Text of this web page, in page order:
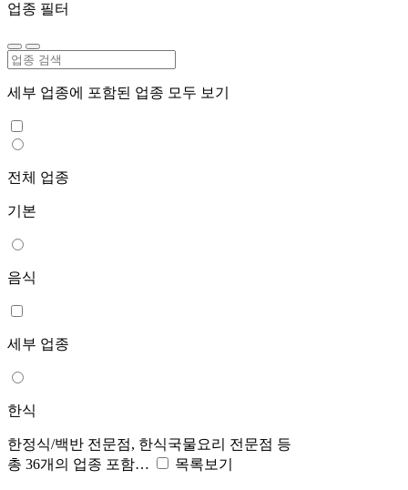
업종 필터
세부 업종에 포함된 업종 모두 보기
전체 업종
기본
음식
세부 업종
한식
한정식/백반 전문점, 한식국물요리 전문점 등
총 36개의 업종 포함…
목록보기